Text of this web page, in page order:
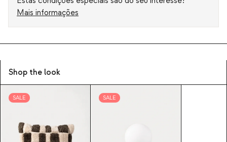
Mais informações
Shop the look
SALE SALE